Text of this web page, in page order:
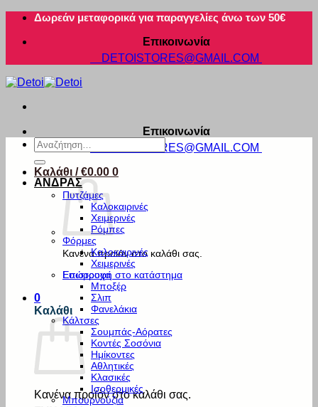
Μετάβαση
περιεχόμενο
Δωρεάν μεταφορικά για παραγγελίες άνω των 50€
Επικοινωνία
DETOISTORES@GMAIL.COM
Επικοινωνία
DETOISTORES@GMAIL.COM
Καλάθι /€0.00 0
Κανένα προϊόν στο καλάθι σας.
Επιστροφή στο κατάστημα
0
Καλάθι
Κανένα προϊόν στο καλάθι σας.
Αναζήτηση
για:
ΑΝΔΡΑΣ
Πυτζάμες
Καλοκαιρινές
Χειμερινές
Ρόμπες
Φόρμες
Καλοκαιρινές
Χειμερινές
Εσώρουχα
Μποξέρ
Σλιπ
Φανελάκια
Κάλτσες
Σουμπάς-Αόρατες
Κοντές Σοσόνια
Ημίκοντες
Αθλητικές
Κλασικές
Ισοθερμικές
Μπουρνούζια